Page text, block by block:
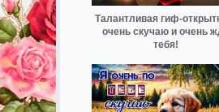
Талантливая гиф-
очень скучаю и очень
тебя!